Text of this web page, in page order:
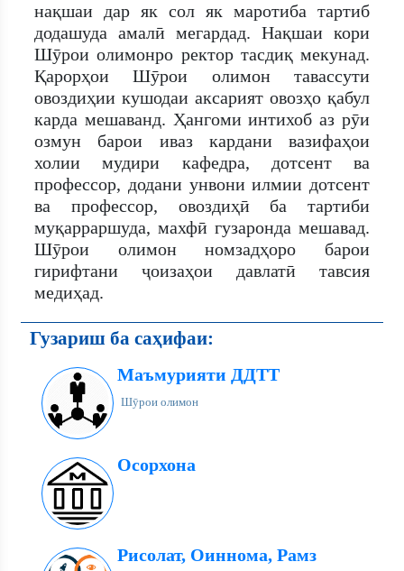
нақшаи дар як сол як маротиба тартиб
додашуда амалӣ мегардад. Нақшаи кори
Шӯрои олимонро ректор тасдиқ мекунад.
Қарорҳои Шӯрои олимон тавассути
овоздиҳии кушодаи аксарият овозҳо қабул
карда мешаванд. Ҳангоми интихоб аз рӯи
озмун барои иваз кардани вазифаҳои
холии мудири кафедра, дотсент ва
профессор, додани унвони илмии дотсент
ва профессор, овоздиҳӣ ба тартиби
муқарраршуда, махфӣ гузаронда мешавад.
Шӯрои олимон номзадҳоро барои
гирифтани ҷоизаҳои давлатӣ тавсия
медиҳад.
Гузариш ба саҳифаи:
Маъмурияти ДДТТ
Шӯрои олимон
Осорхона
Рисолат, Оиннома, Рамз